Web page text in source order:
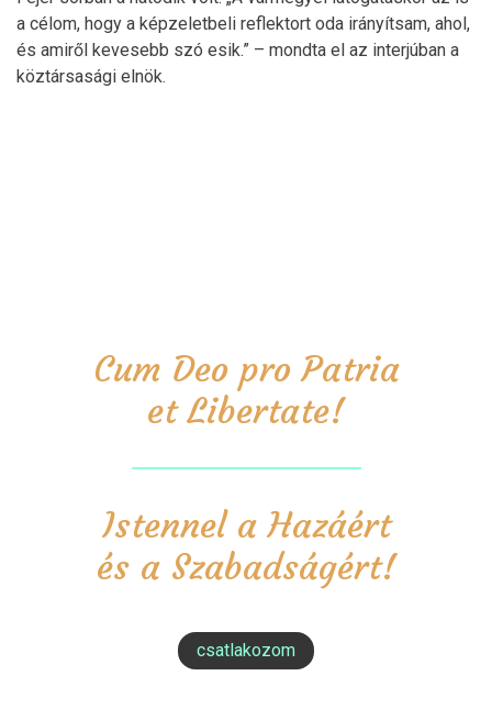
a célom, hogy a képzeletbeli reflektort oda irányítsam, ahol,
és amiről kevesebb szó esik.” – mondta el az interjúban a
köztársasági elnök.
Cum Deo pro Patria
et Libertate!
Istennel a Hazáért
és a Szabadságért!
csatlakozom